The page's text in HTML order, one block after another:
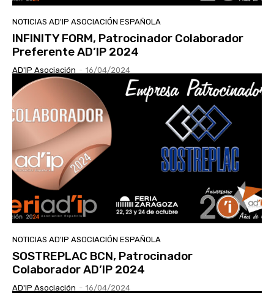
NOTICIAS AD'IP ASOCIACIÓN ESPAÑOLA
INFINITY FORM, Patrocinador Colaborador
Preferente AD’IP 2024
AD'IP Asociación - 16/04/2024
NOTICIAS AD'IP ASOCIACIÓN ESPAÑOLA
SOSTREPLAC BCN, Patrocinador
Colaborador AD’IP 2024
AD'IP Asociación - 16/04/2024